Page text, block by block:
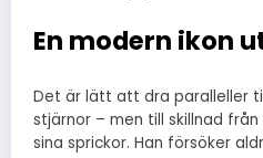
En modern ikon
Det är lätt att dra paralleller
stjärnor – men till skillnad
sina sprickor. Han försöker